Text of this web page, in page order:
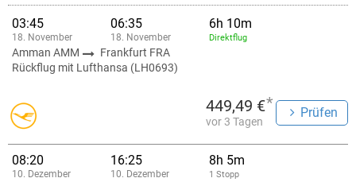
03:45
18. November
06:35
18. November
6h 10m
Direktflug
Amman AMM
Frankfurt FRA
Rückflug mit Lufthansa (LH0693)
449,49 €*
vor 3 Tagen
Prüfen
08:20
10. Dezember
16:25
10. Dezember
8h 5m
1 Stopp